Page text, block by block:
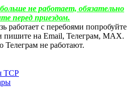
не работает, обязательно
перед приездом.
работает с перебоями попробуйте
пишите на Email, Телеграм, МАХ.
Телеграм не работают.
ТСР